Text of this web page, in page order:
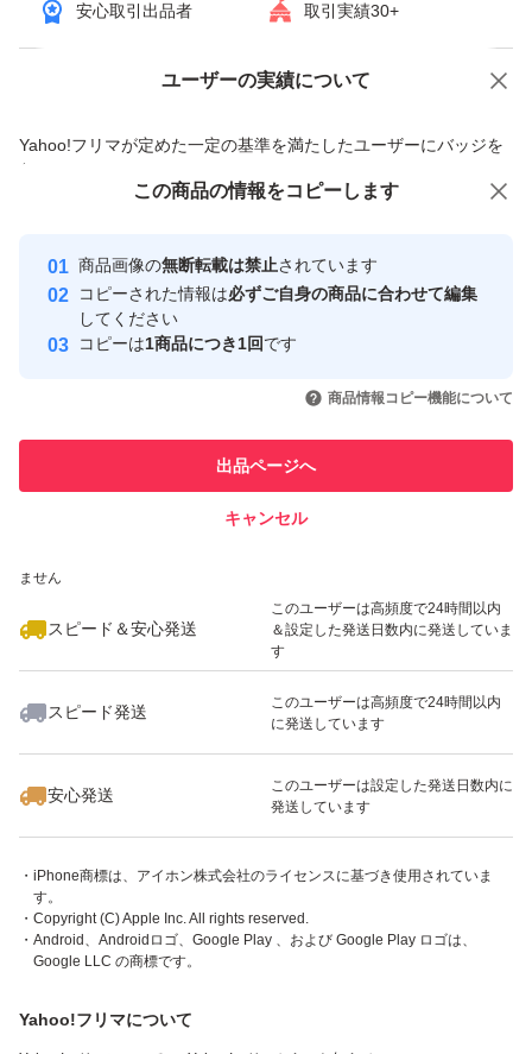
安心取引出品者 取引実績30+
ユーザーの実績について
Yahoo!フリマが定めた一定の基準を満たしたユーザーにバッジを
付与しています
安心取引出品者
心・安全なユーザーです
取引実績
引を完了させた実績があります
での取引実績があります
ません
スピード＆安心発送
このユーザーは高頻度で24時間以内
＆設定した発送日数内に発送していま
す
スピード発送
このユーザーは高頻度で24時間以内
に発送しています
安心発送
このユーザーは設定した発送日数内に
発送しています
価格の相談 商品への質問
この商品の情報をコピーします
商品画像の無断転載は禁止されています
コピーされた情報は必ずご自身の商品に合わせて編集
してください
コピーは1商品につき1回です
商品情報コピー機能について
出品ページへ
キャンセル
他のブランドから探す
任天堂Pokemon バンダイナムコエンターテインメント
・アプリケーションはiPhone、iPod touch、iPadまたはAndroidでご利用い
・Apple、Appleのロゴ、App Store、iPodのロゴ、iTunesは、米国および他
・iPhone商標は、アイホン株式会社のライセンスに基づき使用されていま
す。
・Copyright (C) Apple Inc. All rights reserved.
・Android、Androidロゴ、Google Play 、および Google Play ロゴは、
Google LLC の商標です。
Yahoo!フリマについて